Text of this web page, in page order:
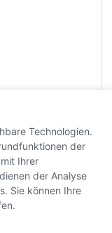
CHF48.00 inkl.
MwSt.
Technologien.
der
Ihrer
der Analyse
Sie können Ihre